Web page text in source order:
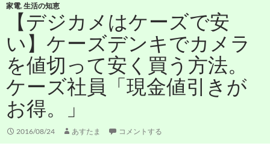
家電,生活の知恵
【デジカメはケーズで安
い】ケーズデンキでカメラ
を値切って安く買う方法。
ケーズ社員「現金値引きが
お得。」
2016/08/24 あすたま コメントする